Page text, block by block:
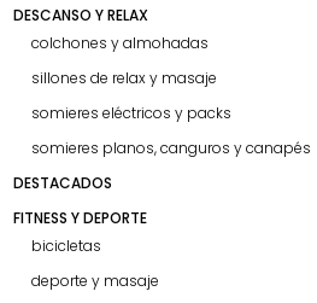
DESCANSO Y RELAX
colchones y almohadas
sillones de relax y masaje
somieres eléctricos y packs
somieres planos, canguros y canapés
DESTACADOS
FITNESS Y DEPORTE
bicicletas
deporte y masaje